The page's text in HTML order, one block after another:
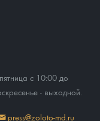
с 10:00 до
- выходной.
press@zoloto-md.ru